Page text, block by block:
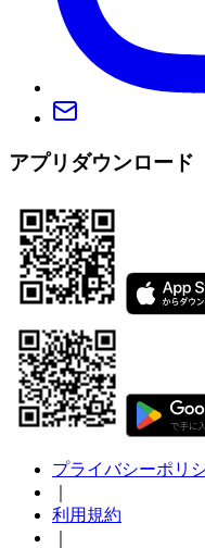
アプリダウンロード
プライバシーポリ
利用規約